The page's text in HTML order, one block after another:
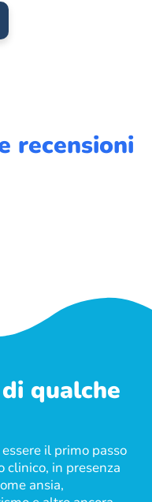
recensioni
qualche
il primo passo
clinico, in presenza
ansia,